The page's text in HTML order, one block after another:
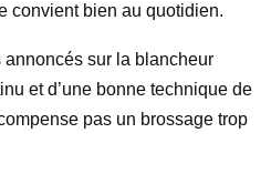
convient bien au quotidien.
annoncés sur la blancheur
et d’une bonne technique de
pas un brossage trop